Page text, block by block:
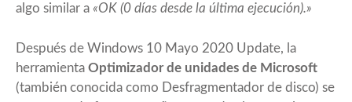
algo similar a «OK (0 días desde la última ejecución).»
Después de Windows 10 Mayo 2020 Update, la
herramienta Optimizador de unidades de Microsoft
(también conocida como Desfragmentador de disco) se